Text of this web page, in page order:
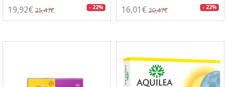
19,92€ 25,47€ - 22% 16,01€ 20,47€ - 22%